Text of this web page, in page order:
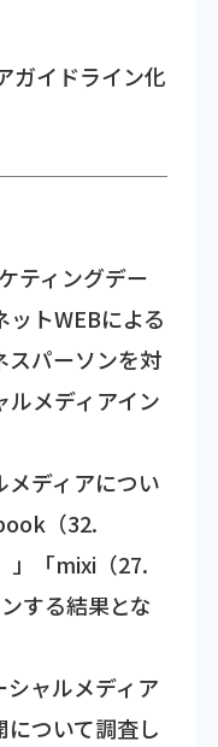
ガイドライン化
ティングデー
トWEBによる
スパーソンを対
ルメディアイン
メディアについ
（32.
」「mixi（27.
する結果とな
ャルメディア
ついて調査し